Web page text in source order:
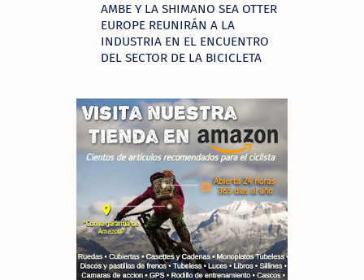
AMBE Y LA SHIMANO SEA OTTER
EUROPE REUNIRÁN A LA
INDUSTRIA EN EL ENCUENTRO
DEL SECTOR DE LA BICICLETA